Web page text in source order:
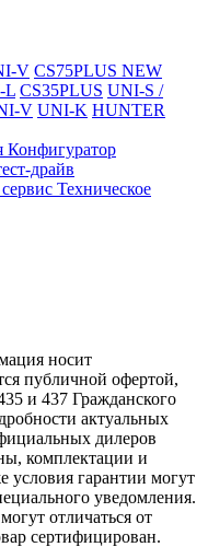
V CS75PLUS NEW
L CS35PLUS UNI-S /
V UNI-K HUNTER
Конфигуратор
драйв
Техническое
носит
публичной офертой,
и 437 Гражданского
актуальных
дилеров
комплектации и
условия гарантии могут
уведомления.
отличаться от
сертифицирован.